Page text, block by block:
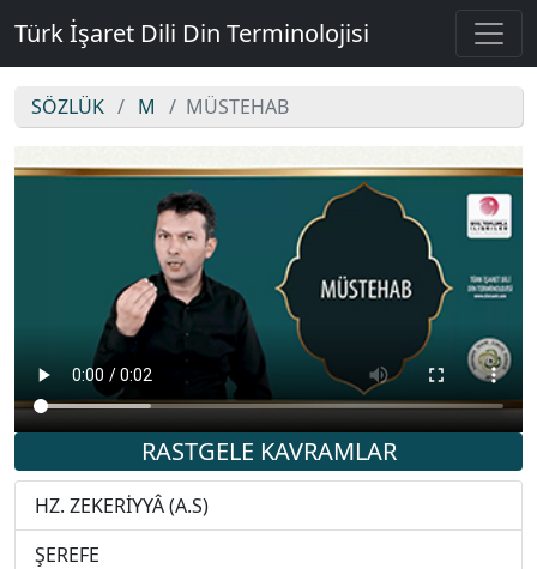
Türk İşaret Dili Din Terminolojisi
SÖZLÜK M MÜSTEHAB
MÜSTEHAB
RASTGELE KAVRAMLAR
HZ. ZEKERİYYÂ (A.S)
ŞEREFE